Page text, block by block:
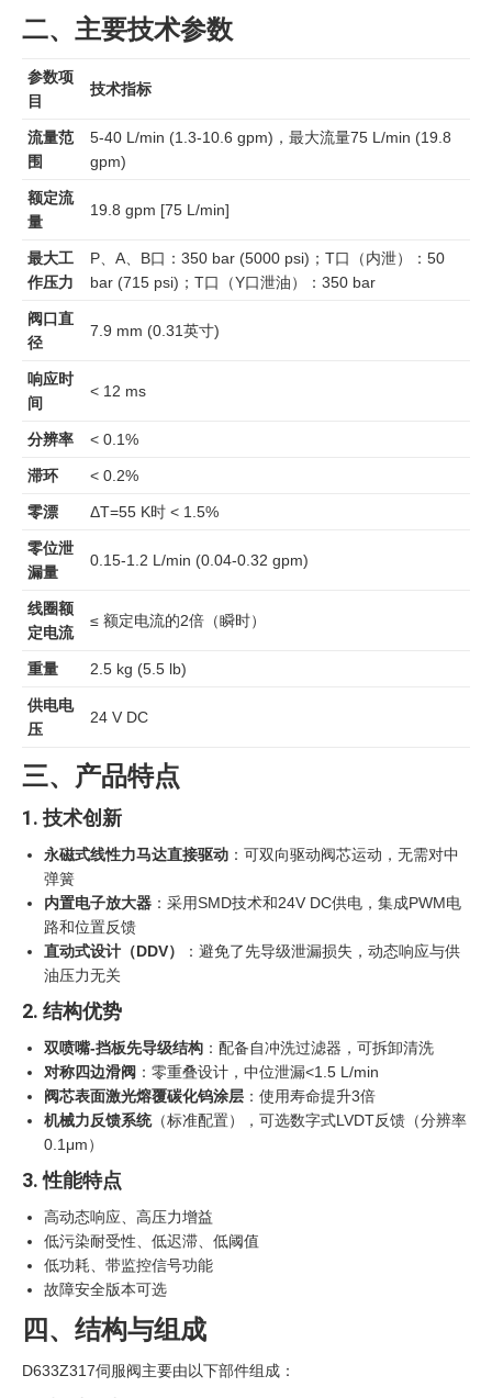
二、主要技术参数
参数项
目
技术指标
流量范
围
5-40 L/min (1.3-10.6 gpm)，最大流量75 L/min (19.8
gpm)
额定流
量
19.8 gpm [75 L/min]
最大工
作压力
P、A、B口：350 bar (5000 psi)；T口（内泄）：50
bar (715 psi)；T口（Y口泄油）：350 bar
阀口直
径
7.9 mm (0.31英寸)
响应时
间
< 12 ms
分辨率 < 0.1%
滞环 < 0.2%
零漂 ΔT=55 K时 < 1.5%
零位泄
漏量
0.15-1.2 L/min (0.04-0.32 gpm)
线圈额
定电流
≤ 额定电流的2倍（瞬时）
重量 2.5 kg (5.5 lb)
供电电
压
24 V DC
三、产品特点
1. 技术创新
永磁式线性力马达直接驱动 ：可双向驱动阀芯运动，无需对中
弹簧
内置电子放大器 ：采用SMD技术和24V DC供电，集成PWM电
路和位置反馈
直动式设计（DDV）
‍：避免了先导级泄漏损失，动态响应与供
油压力无关
2. 结构优势
双喷嘴-挡板先导级结构 ：配备自冲洗过滤器，可拆卸清洗
对称四边滑阀 ：零重叠设计，中位泄漏<1.5 L/min
阀芯表面激光熔覆碳化钨涂层 ：使用寿命提升3倍
机械力反馈系统（标准配置），可选数字式LVDT反馈（分辨率
0.1μm）
3. 性能特点
高动态响应、高压力增益
低污染耐受性、低迟滞、低阈值
低功耗、带监控信号功能
故障安全版本可选
四、结构与组成
D633Z317伺服阀主要由以下部件组成：